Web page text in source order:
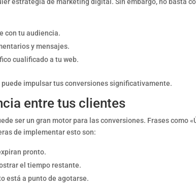
con tu audiencia.
y mensajes.
cualificado a tu web.
impulsar tus conversiones significativamente.
entre tus clientes
ser un gran motor para las conversiones. Frases como
de implementar esto son:
pronto.
el tiempo restante.
está a punto de agotarse.